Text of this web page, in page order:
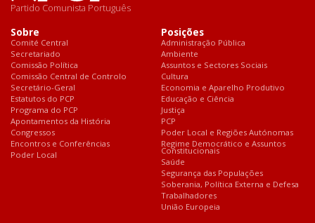
Partido Comunista Português
Sobre
Comité Central
Secretariado
Comissão Política
Comissão Central de Controlo
Secretário-Geral
Estatutos do PCP
Programa do PCP
Apontamentos da História
Congressos
Encontros e Conferências
Poder Local
Posições
Administração Pública
Ambiente
Assuntos e Sectores Sociais
Cultura
Economia e Aparelho Produtivo
Educação e Ciência
Justiça
PCP
Poder Local e Regiões Autónomas
Regime Democrático e Assuntos
Constitucionais
Saúde
Segurança das Populações
Soberania, Política Externa e Defesa
Trabalhadores
União Europeia